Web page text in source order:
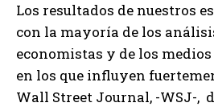
Los resultados de nuestros
con la mayoría de los
economistas y de los
en los que influyen
Wall Street Journal, -WSJ-,